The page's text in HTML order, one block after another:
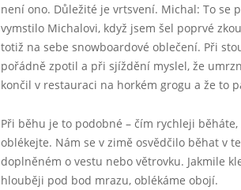
není ono. Důležité je vrtsvení. Michal: To se
vymstilo Michalovi, když jsem šel poprvé
totiž na sebe snowboardové oblečení. Při
pořádně zpotil a při sjíždění myslel, že
končil v restauraci na horkém grogu a že to
Při běhu je to podobné – čím rychleji
oblékejte. Nám se v zimě osvědčilo běhat v
doplněném o vestu nebo větrovku. Jakmile
hlouběji pod bod mrazu, oblékáme obojí.